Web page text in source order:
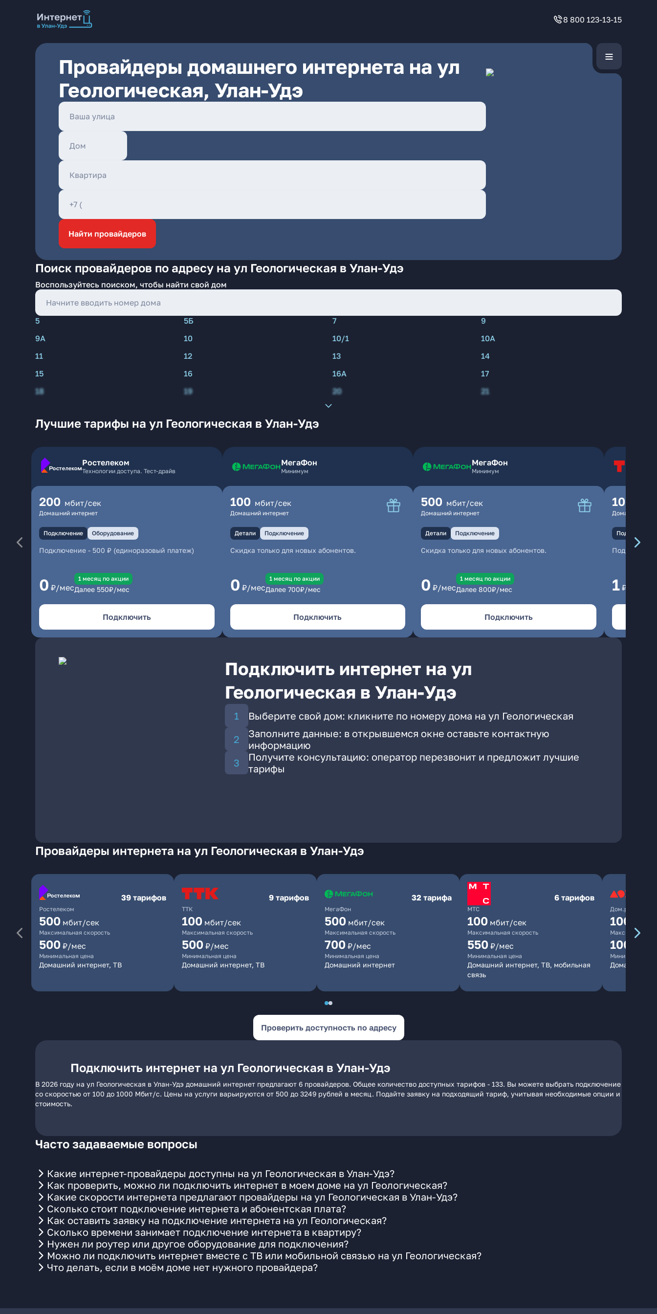
8 800 123-13-15
Провайдеры домашнего интернета на ул
Геологическая, Улан-Удэ
Найти провайдеров
Поиск провайдеров по адресу на ул Геологическая в Улан-Удэ
Воспользуйтесь поиском, чтобы найти свой дом
5 5Б 7
9
9А
10 10/1
10А
11
12 13
14
15
16 16А
17
18
19 20 21
Лучшие тарифы на ул Геологическая в Улан-Удэ
Ростелеком
Технологии доступа. Тест-драйв
200 мбит/сек
Домашний интернет
Подключение Оборудование
Подключение - 500 ₽ (единоразовый платеж)
0 ₽/мес
1 месяц по акции
Далее 550₽/мес
Подключить
МегаФон
Минимум
100 мбит/сек
Домашний интернет
Детали Подключение
Скидка только для новых абонентов.
0 ₽/мес
1 месяц по акции
Далее 700₽/мес
Подключить
МегаФон
Минимум
500 мбит/сек
Домашний интернет
Детали Подключение
Скидка только для новых абонентов.
0 ₽/мес
1 месяц по акции
Далее 800₽/мес
Подключить
100
Домашний
Подключение
1 ₽/мес
Подключить интернет на ул
Геологическая в Улан-Удэ
Выберите свой дом: кликните по номеру дома на ул Геологическая
Заполните данные: в открывшемся окне оставьте контактную
информацию
Получите консультацию: оператор перезвонит и предложит лучшие
тарифы
Провайдеры интернета на ул Геологическая в Улан-Удэ
Ростелеком
39 тарифов
500 мбит/сек
Максимальная скорость
500 ₽/мес
Минимальная цена
Домашний интернет, ТВ
ТТК
9 тарифов
100 мбит/сек
Максимальная скорость
500 ₽/мес
Минимальная цена
Домашний интернет, ТВ
МегаФон
32 тарифа
500 мбит/сек
Максимальная скорость
700 ₽/мес
Минимальная цена
Домашний интернет
МТС
6 тарифов
100 мбит/сек
Максимальная скорость
550 ₽/мес
Минимальная цена
Домашний интернет, ТВ, мобильная
связь
Дом.ру
1000
Максимальная
1000
Минимальная
Домашний
Проверить доступность по адресу
Подключить интернет на ул Геологическая в Улан-Удэ
В 2026 году на ул Геологическая в Улан-Удэ домашний интернет предлагают 6 провайдеров. Общее количество доступных тарифов - 133. Вы можете выбрать подключение
со скоростью от 100 до 1000 Мбит/с. Цены на услуги варьируются от 500 до 3249 рублей в месяц. Подайте заявку на подходящий тариф, учитывая необходимые опции и
стоимость.
Часто задаваемые вопросы
Какие интернет-провайдеры доступны на ул Геологическая в Улан-Удэ?
Как проверить, можно ли подключить интернет в моем доме на ул Геологическая?
Какие скорости интернета предлагают провайдеры на ул Геологическая в Улан-Удэ?
Сколько стоит подключение интернета и абонентская плата?
Как оставить заявку на подключение интернета на ул Геологическая?
Сколько времени занимает подключение интернета в квартиру?
Нужен ли роутер или другое оборудование для подключения?
Можно ли подключить интернет вместе с ТВ или мобильной связью на ул Геологическая?
Что делать, если в моём доме нет нужного провайдера?